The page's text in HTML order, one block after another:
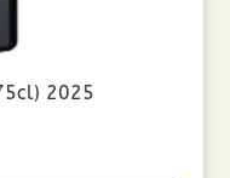
2025